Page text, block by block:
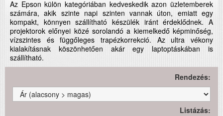
Az Epson külön kategóriában kedveskedik azon üzletemberek
számára, akik szinte napi szinten vannak úton, emiatt egy
kompakt, könnyen szállítható készülék iránt érdeklődnek. A
projektorok előnyei közé sorolandó a kiemelkedő képminőség,
vízszintes és függőleges trapézkorrekció. Az ultra vékony
kialakításnak köszönhetően akár egy laptoptáskában is
szállítható.
Rendezés:
Listázás: